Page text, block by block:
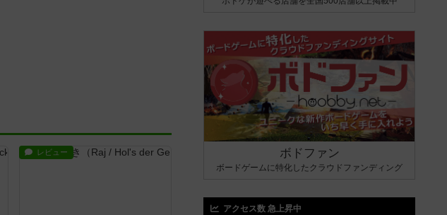
レビュー ボドファン
ボードゲームに特化したクラウドファンディング
アクセス数 急上昇中